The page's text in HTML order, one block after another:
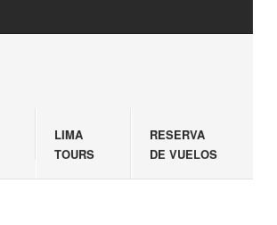
LIMA
TOURS
RESERVA
DE VUELOS